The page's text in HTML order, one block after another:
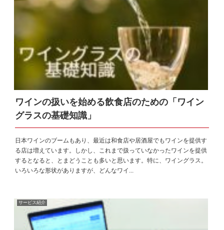
ワインの扱いを始める飲食店のための「ワイン
グラスの基礎知識」
日本ワインのブームもあり、最近は和食店や居酒屋でもワインを提供す
る店は増えています。しかし、これまで扱っていなかったワインを提供
するとなると、とまどうことも多いと思います。特に、ワイングラス。
いろいろな形状がありますが、どんなワイ...
サービス紹介